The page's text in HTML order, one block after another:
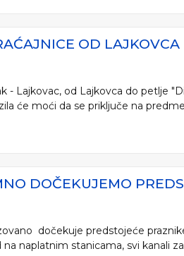
OD
- Lajkovac, od Lajkovca do petlje
će moći da se priključe na
DOČEKUJEMO
dočekuje predstojeće
naplatnim stanicama, svi kanali